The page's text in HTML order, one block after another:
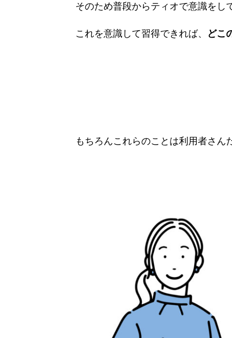
そのため普段からティオで意識をし
これを意識して習得できれば、 どこ
もちろんこれらのことは利用者さん